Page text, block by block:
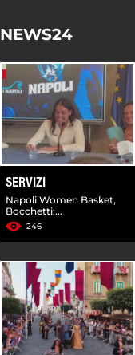
NEWS24
SERVIZI
Napoli Women Basket,
Bocchetti:...
246